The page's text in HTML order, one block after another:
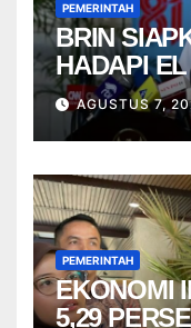
PEMERINTAH
BRIN
HADAPI
AGUSTUS 7,
PEMERINTAH
EKONOMI
5,29